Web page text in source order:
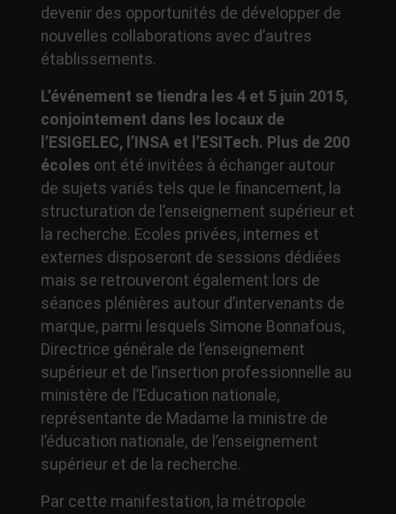
devenir des opportunités de développer de
nouvelles collaborations avec d’autres
établissements.
L’événement se tiendra les 4 et 5 juin 2015,
conjointement dans les locaux de
l’ESIGELEC, l’INSA et l’ESITech. Plus de 200
écoles ont été invitées à échanger autour
de sujets variés tels que le financement, la
structuration de l’enseignement supérieur et
la recherche. Ecoles privées, internes et
externes disposeront de sessions dédiées
mais se retrouveront également lors de
séances plénières autour d’intervenants de
marque, parmi lesquels Simone Bonnafous,
Directrice générale de l’enseignement
supérieur et de l’insertion professionnelle au
ministère de l’Education nationale,
représentante de Madame la ministre de
l’éducation nationale, de l’enseignement
supérieur et de la recherche.
Par cette manifestation, la métropole